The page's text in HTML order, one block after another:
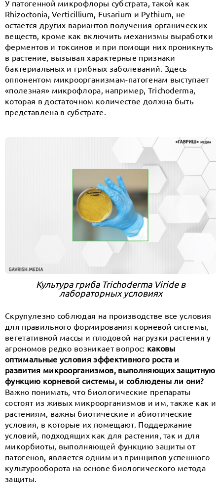
У патогенной микрофлоры субстрата, такой как
Rhizoctonia, Verticillium, Fusarium и Pythium, не
остается других вариантов получения органических
веществ, кроме как включить механизмы выработки
ферментов и токсинов и при помощи них проникнуть
в растение, вызывая характерные признаки
бактериальных и грибных заболеваний. Здесь
оппонентом микроорганизмам-патогенам выступает
«полезная» микрофлора, например, Trichoderma,
которая в достаточном количестве должна быть
представлена в субстрате.
Культура гриба Trichoderma Viride в
лабораторных условиях
Скрупулезно соблюдая на производстве все условия
для правильного формирования корневой системы,
вегетативной массы и плодовой нагрузки растения у
агрономов редко возникает вопрос: каковы
оптимальные условия эффективного роста и
развития микроорганизмов, выполняющих защитную
функцию корневой системы, и соблюдены ли они?
Важно понимать, что биологические препараты
состоят из живых микроорганизмов и им, также как и
растениям, важны биотические и абиотические
условия, в которые их помещают. Поддержание
условий, подходящих как для растения, так и для
микорбиоты, выполняющей функцию защиты от
патогенов, является одним из принципов успешного
культурооборота на основе биологического метода
защиты.